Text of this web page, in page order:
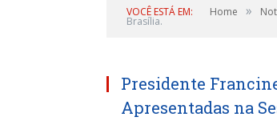
VOCÊ ESTÁ EM: Home »
Brasília.
Presidente
Apresentadas na